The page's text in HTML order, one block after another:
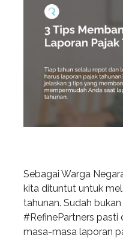
Sebagai Warga
kita dituntut untuk
tahunan. Sudah
#RefinePartners pasti
masa-masa laporan